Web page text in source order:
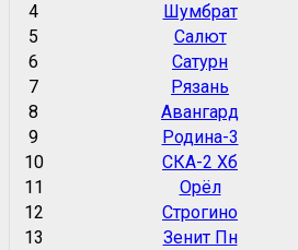
4
Шумбрат
5
Салют
6
Сатурн
7
Рязань
8
Авангард
9
Родина-3
10
СКА-2 Хб
11
Орёл
12
Строгино
13
Зенит Пн